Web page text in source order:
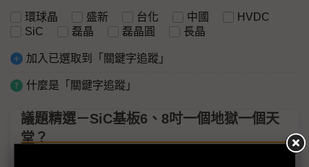
環球晶 盛新 台化 中國
HVDC
SiC
磊晶 磊晶圓 長晶
加入已選取到「關鍵字追蹤」
什麼是「關鍵字追蹤」
議題精選－SiC基板6、8吋一個地獄一個天
堂？